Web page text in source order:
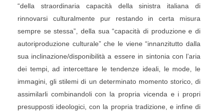
“della straordinaria capacità della sinistra italiana di
rinnovarsi culturalmente pur restando in certa misura
sempre se stessa”, della sua “capacità di produzione e di
autoriproduzione culturale” che le viene “innanzitutto dalla
sua inclinazione/disponibilità a essere in sintonia con l’aria
dei tempi, ad intercettare le tendenze ideali, le mode, le
immagini, gli stilemi di un determinato momento storico, di
assimilarli combinandoli con la propria vicenda e i propri
presupposti ideologici, con la propria tradizione, e infine di